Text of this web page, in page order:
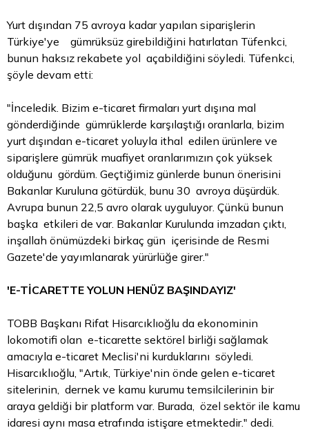
Yurt dışından 75 avroya kadar yapılan siparişlerin
Türkiye'ye gümrüksüz girebildiğini hatırlatan Tüfenkci,
bunun haksız rekabete yol açabildiğini söyledi. Tüfenkci,
şöyle devam etti:
"İnceledik. Bizim e-ticaret firmaları yurt dışına mal
gönderdiğinde gümrüklerde karşılaştığı oranlarla, bizim
yurt dışından e-ticaret yoluyla ithal edilen ürünlere ve
siparişlere gümrük muafiyet oranlarımızın çok yüksek
olduğunu gördüm. Geçtiğimiz günlerde bunun önerisini
Bakanlar Kuruluna götürdük, bunu 30 avroya düşürdük.
Avrupa bunun 22,5 avro olarak uyguluyor. Çünkü bunun
başka etkileri de var. Bakanlar Kurulunda imzadan çıktı,
inşallah önümüzdeki birkaç gün içerisinde de Resmi
Gazete'de yayımlanarak yürürlüğe girer."
'E-TİCARETTE YOLUN HENÜZ BAŞINDAYIZ'
TOBB Başkanı Rifat Hisarcıklıoğlu da ekonominin
lokomotifi olan e-ticarette sektörel birliği sağlamak
amacıyla e-ticaret Meclisi'ni kurduklarını söyledi.
Hisarcıklıoğlu, "Artık, Türkiye'nin önde gelen e-ticaret
sitelerinin, dernek ve kamu kurumu temsilcilerinin bir
araya geldiği bir platform var. Burada, özel sektör ile kamu
idaresi aynı masa etrafında istişare etmektedir." dedi.